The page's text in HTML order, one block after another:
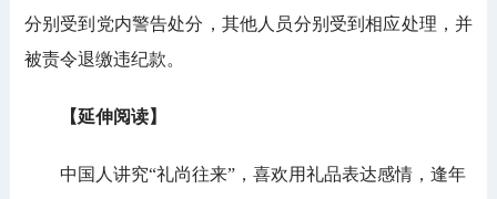
分别受到党内警告处分，其他人员分别受到相应处理，并
被责令退缴违纪款。
【延伸阅读】
中国人讲究“礼尚往来”，喜欢用礼品表达感情，逢年